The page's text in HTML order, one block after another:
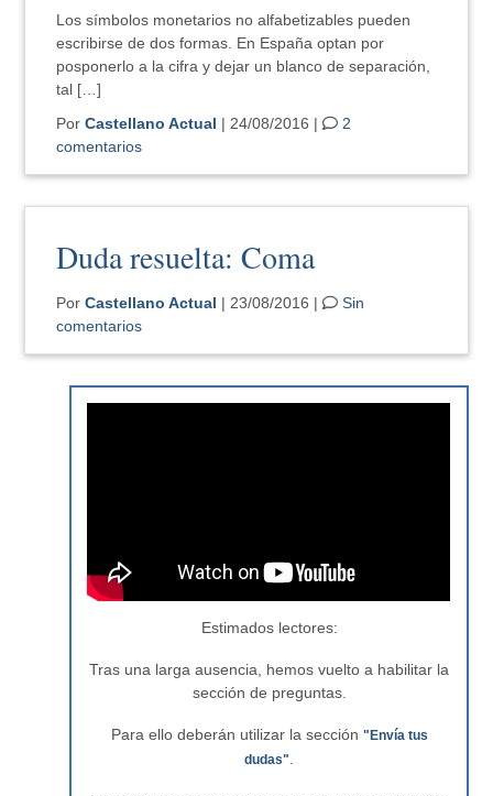
Los símbolos monetarios no alfabetizables pueden
escribirse de dos formas. En España optan por
posponerlo a la cifra y dejar un blanco de separación,
tal […]
PorCastellano Actual | 24/08/2016 |
2
comentarios
Duda resuelta: Coma
PorCastellano Actual | 23/08/2016 |
Sin
comentarios
Estimados lectores:
Tras una larga ausencia, hemos vuelto a habilitar la
sección de preguntas.
Para ello deberán utilizar la sección "Envía tus
dudas"